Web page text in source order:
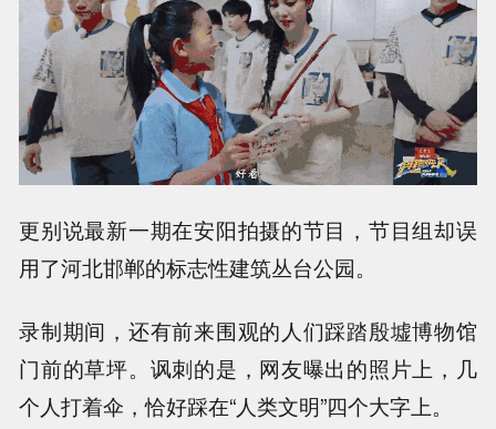
更别说最新一期在安阳拍摄的节目，节目组却误
用了河北邯郸的标志性建筑丛台公园。
录制期间，还有前来围观的人们踩踏殷墟博物馆
门前的草坪。讽刺的是，网友曝出的照片上，几
个人打着伞，恰好踩在“人类文明”四个大字上。